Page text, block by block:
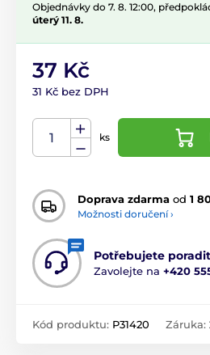
Objednávky do 7. 8. 12:00,
úterý 11. 8.
37 Kč
31 Kč bez DPH
ks
Doprava zdarma od 1
Možnosti doručení ›
Potřebujete
Zavolejte na +420
Kód produktu: P31420 Záruka: